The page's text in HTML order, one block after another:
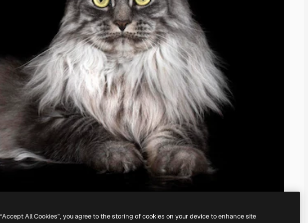
All Cookies”, you agree to the storing of cookies on your device to enhance site